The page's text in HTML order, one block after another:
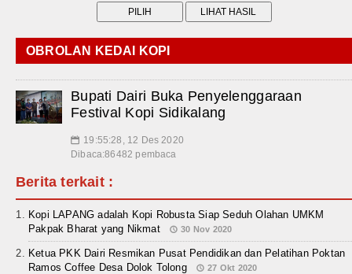
OBROLAN KEDAI KOPI
Bupati Dairi Buka Penyelenggaraan
Festival Kopi Sidikalang
📅 19:55:28, 12 Des 2020
Dibaca:86482 pembaca
Berita terkait :
Kopi LAPANG adalah Kopi Robusta Siap Seduh Olahan UMKM
Pakpak Bharat yang Nikmat
30 Nov 2020
Ketua PKK Dairi Resmikan Pusat Pendidikan dan Pelatihan Poktan
Ramos Coffee Desa Dolok Tolong
27 Okt 2020